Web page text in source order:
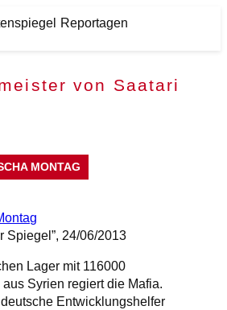
von Saatari
MONTAG
Spiegel”, 24/06/2013
Lager mit 116000
Syrien regiert die Mafia.
Entwicklungshelfer